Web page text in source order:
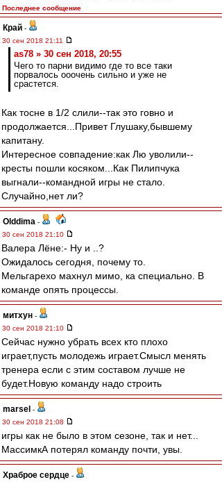
Последнее сообщение
Край -
30 сен 2018 21:11
as78 » 30 сен 2018, 20:55
Чего то парни видимо где то все таки
порвалось ооочень сильно и уже не
срастется.
Как тосне в 1/2 слили--так это говно и
продолжается...Привет Глушаку,бывшему
капитану.
Интересное совпадение:как Лю уволили--
кресты пошли косяком...Как Пилипчука
выгнали--командной игры не стало.
Случайно,нет ли?
Olddima -
30 сен 2018 21:10
Валера Лёне:- Ну и ..?
Ожидалось сегодня, почему то.
Мельгарехо махнул мимо, ка специально. В
команде опять процессы.
митхун -
30 сен 2018 21:10
Сейчас нужно убрать всех кто плохо
играет,пусть молодежь играет.Смысл менять
тренера если с этим составом лучше не
будет.Новую команду надо строить
marsel -
30 сен 2018 21:08
игры как не было в этом сезоне, так и нет...
МассимкА потерял команду почти, увы.
Храброе сердце -